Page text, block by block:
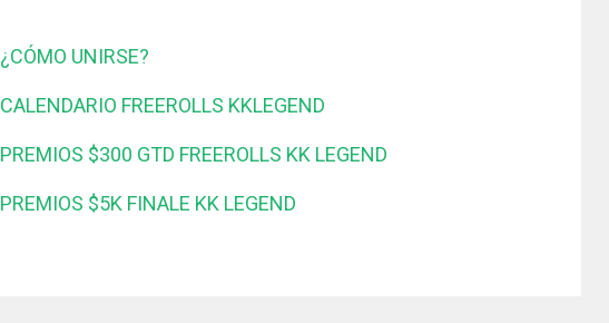
¿CÓMO UNIRSE?
CALENDARIO FREEROLLS KKLEGEND
PREMIOS $300 GTD FREEROLLS KK LEGEND
PREMIOS $5K FINALE KK LEGEND